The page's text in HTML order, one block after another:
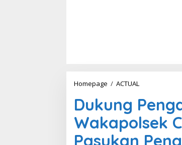
Homepage / ACTUAL
k
u
n
g
Dukung
Wakapolsek
Pasukan